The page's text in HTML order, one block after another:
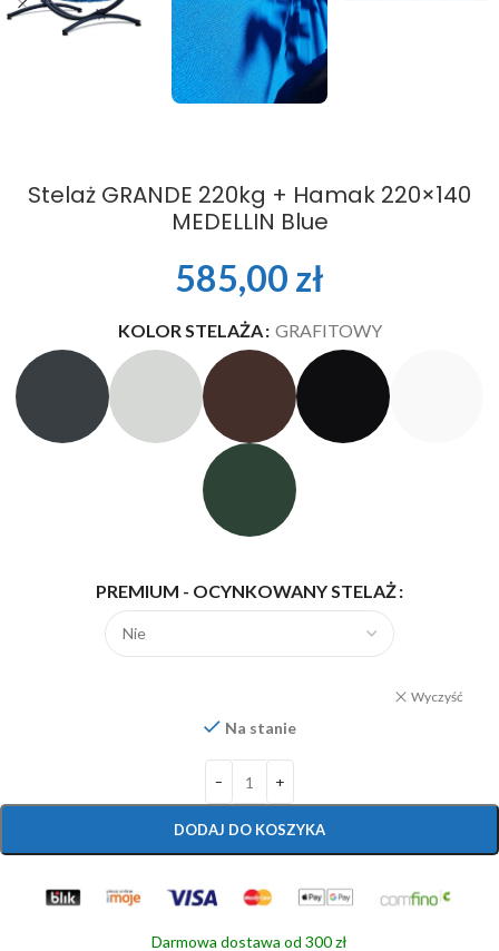
Stelaż GRANDE 220kg + Hamak 220×140
MEDELLIN Blue
585,00 zł
KOLOR STELAŻA GRAFITOWY
PREMIUM - OCYNKOWANY STELAŻ
Wyczyść
Na stanie
DODAJ DO KOSZYKA
Darmowa dostawa od 300 zł